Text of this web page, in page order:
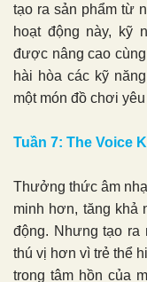
tạo ra sản phẩm từ
hoạt động này, kỹ
được nâng cao
hài hòa các kỹ
một món đồ chơi
Tuần 7: The Voice
Thưởng thức âm
minh hơn, tăng khả
động. Nhưng tạo ra
thú vị hơn vì trẻ thể
trong tâm hồn của